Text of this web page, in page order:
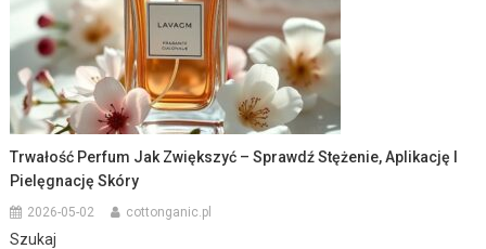
Trwałość Perfum Jak Zwiększyć – Sprawdź Stężenie, Aplikację I
Pielęgnację Skóry
2026-05-02 cottonganic.pl
Szukaj